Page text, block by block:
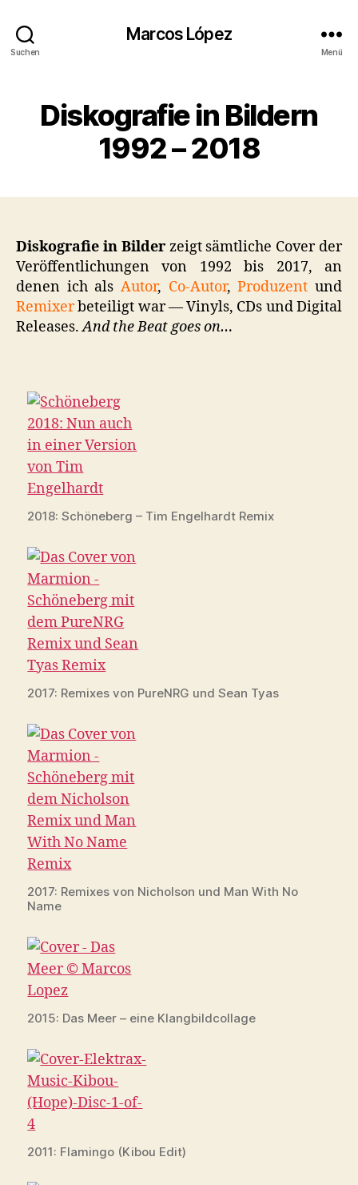
Suchen
Marcos López
Menü
Diskografie in Bildern
1992 – 2018
Diskografie in Bilder zeigt sämtliche Cover der
Veröffentlichungen von 1992 bis 2017, an
denen ich als Autor, Co-Autor,Produzent und
Remixerbeteiligt war — Vinyls, CDs und Digital
Releases.And the Beat goes on…
2018: Schöneberg – Tim Engelhardt Remix
2017: Remixes von PureNRG und Sean Tyas
2017: Remixes von Nicholson und Man With No
Name
2015: Das Meer – eine Klangbildcollage
2011: Flamingo (Kibou Edit)